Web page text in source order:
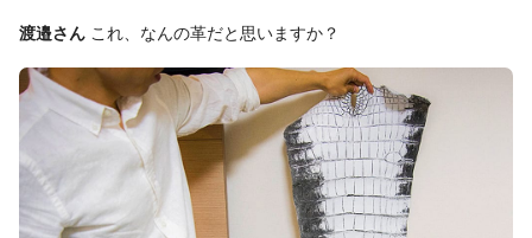
渡邉さん これ、なんの革だと思いますか？